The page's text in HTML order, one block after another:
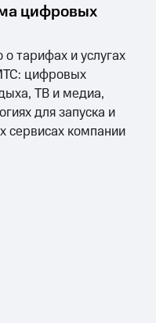
цифровых
тарифах и услугах
цифровых
ТВ и медиа,
для запуска и
сервисах компании